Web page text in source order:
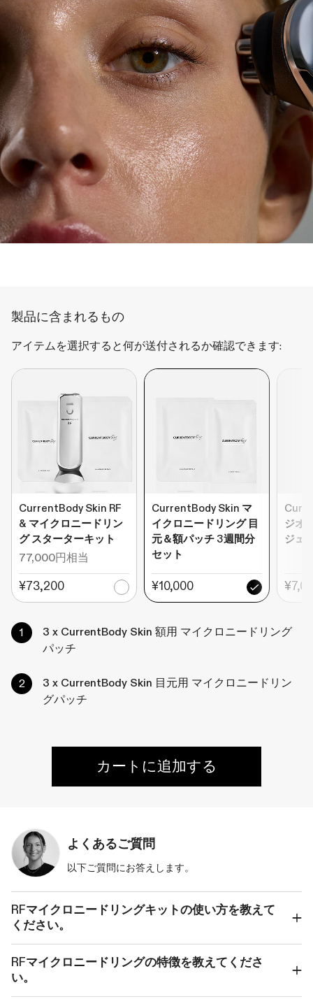
製品に含まれるもの
アイテムを選択すると何が送付されるか確認できます:
CurrentBody Skin RF
& マイクロニードリン
グ スターターキット
77,000円相当
¥73,200
CurrentBody Skin マ
イクロニードリング 目
元＆額パッチ 3週間分
セット
¥10,000
ジオ
ジェ
3 x CurrentBody Skin 額用 マイクロニードリング
パッチ
3 x CurrentBody Skin 目元用 マイクロニードリン
グパッチ
カートに追加する
よくあるご質問
以下ご質問にお答えします。
RFマイクロニードリングキットの使い方を教えて
ください。
RFマイクロニードリングの特徴を教えてくださ
い。